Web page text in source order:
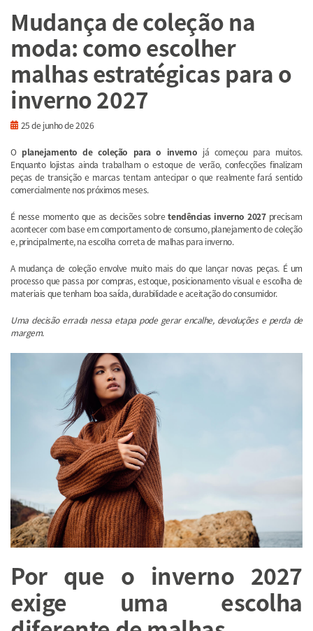
Mudança de coleção na
moda: como escolher
malhas estratégicas para o
inverno 2027
25 de junho de 2026
O planejamento de coleção para o inverno já começou para muitos.
Enquanto lojistas ainda trabalham o estoque de verão, confecções finalizam
peças de transição e marcas tentam antecipar o que realmente fará sentido
comercialmente nos próximos meses.
É nesse momento que as decisões sobretendências inverno 2027precisam
acontecer com base em comportamento de consumo, planejamento de coleção
e, principalmente, na escolha correta de malhas para inverno.
A mudança de coleção envolve muito mais do que lançar novas peças. É um
processo que passa por compras, estoque, posicionamento visual e escolha de
materiais que tenham boa saída, durabilidade e aceitação do consumidor.
Uma decisão errada nessa etapa pode gerar encalhe, devoluções e perda de
margem.
Por que o inverno 2027
exige uma escolha